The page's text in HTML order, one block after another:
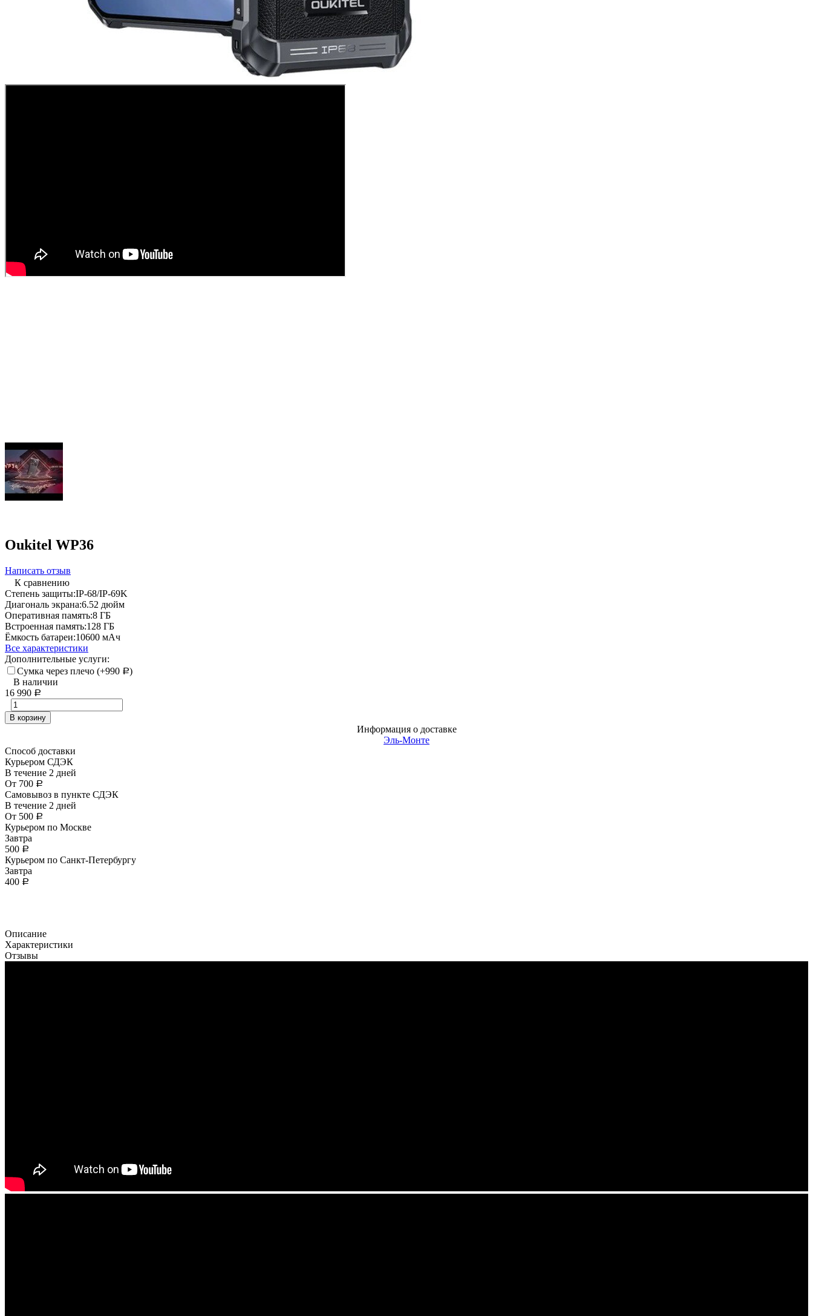
Oukitel WP36
Написать отзыв
К сравнению
Степень защиты:IP-68/IP-69K
Диагональ экрана:6.52 дюйм
Оперативная память:8 ГБ
Встроенная память:128 ГБ
Ёмкость батареи:10600 мАч
Все характеристики
Дополнительные услуги:
Сумка через плечо (+990 Р)
В наличии
16 990 Р
В корзину
Информация о доставке
Эль-Монте
Способ доставки
Курьером СДЭК
В течение 2 дней
От 700 Р
Самовывоз в пункте СДЭК
В течение 2 дней
От 500 Р
Курьером по Москве
Завтра
500 Р
Курьером по Санкт-Петербургу
Завтра
400 Р
Описание
Характеристики
Отзывы